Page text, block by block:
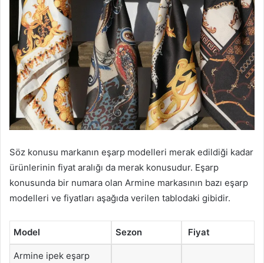
Söz konusu markanın eşarp modelleri merak edildiği kadar
ürünlerinin fiyat aralığı da merak konusudur. Eşarp
konusunda bir numara olan Armine markasının bazı eşarp
modelleri ve fiyatları aşağıda verilen tablodaki gibidir.
Model Sezon Fiyat
Armine ipek eşarp